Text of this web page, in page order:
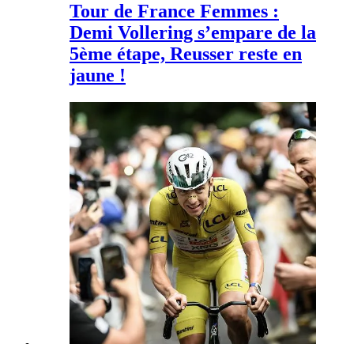
Tour de France Femmes :
Demi Vollering s’empare de la
5ème étape, Reusser reste en
jaune !